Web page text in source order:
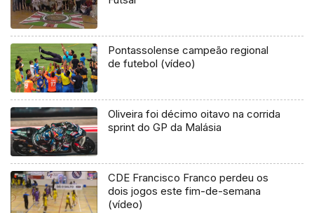
Pontassolense campeão regional
de futebol (vídeo)
Oliveira foi décimo oitavo na corrida
sprint do GP da Malásia
CDE Francisco Franco perdeu os
dois jogos este fim-de-semana
(vídeo)